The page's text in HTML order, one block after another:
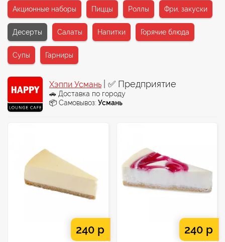
Акционные наборы Пиццы Роллы Фри, закуски
Десерты Салаты Напитки Горячие блюда
Супы Гарниры
Хэппи Усмань | ✅ Предприятие
🚗 Доставка по городу
📦 Самовывоз: Усмань
240 р 240 р